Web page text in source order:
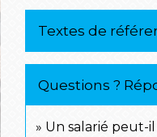
Textes de
Questions ?
Un salarié peut-